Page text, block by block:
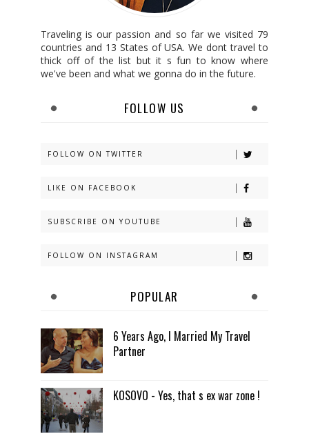
Traveling is our passion and so far we visited 79
countries and 13 States of USA. We dont travel to
thick off of the list but it s fun to know where
we've been and what we gonna do in the future.
FOLLOW US
FOLLOW ON TWITTER
LIKE ON FACEBOOK
SUBSCRIBE ON YOUTUBE
FOLLOW ON INSTAGRAM
POPULAR
6 Years Ago, I Married My Travel
Partner
KOSOVO - Yes, that s ex war zone !